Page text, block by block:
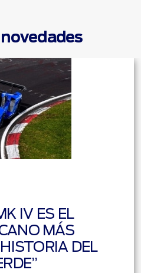
novedades
IV ES EL
MÁS
DEL